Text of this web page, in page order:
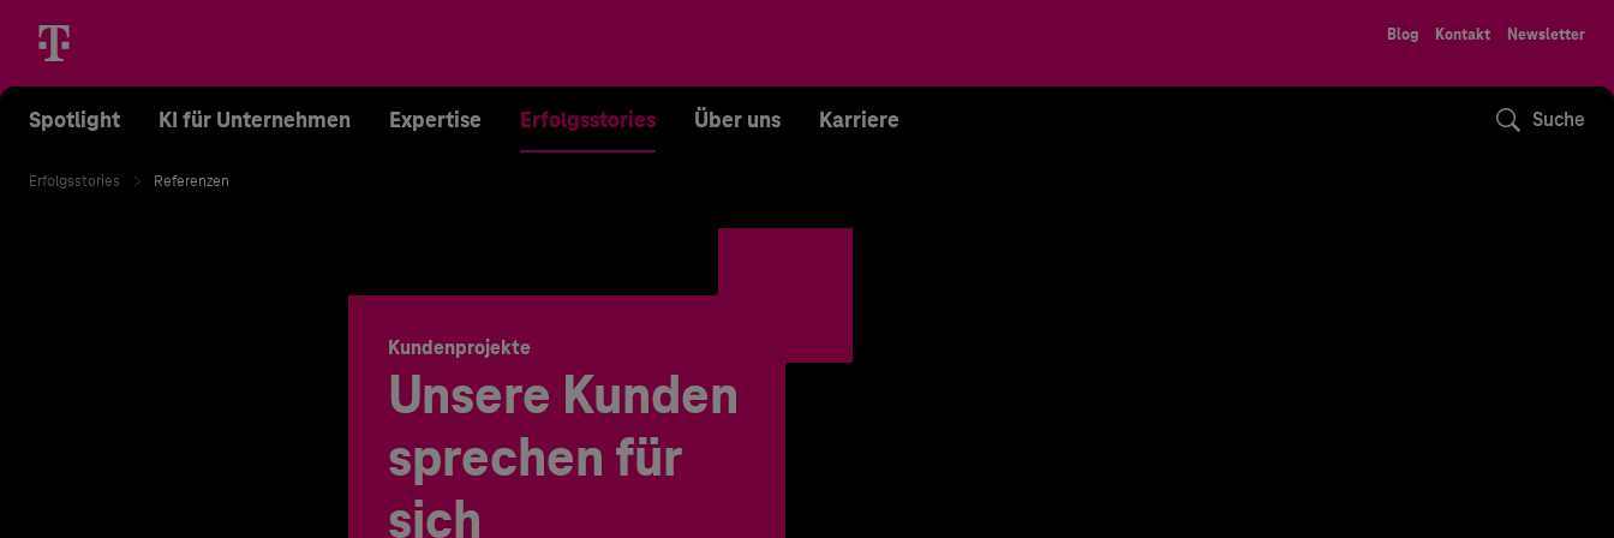
Blog Kontakt Newsletter
Spotlight KI für Unternehmen Expertise Erfolgsstories Über uns Karriere Suche
Erfolgsstories Referenzen
Kundenprojekte
Unsere Kunden
sprechen für
sich